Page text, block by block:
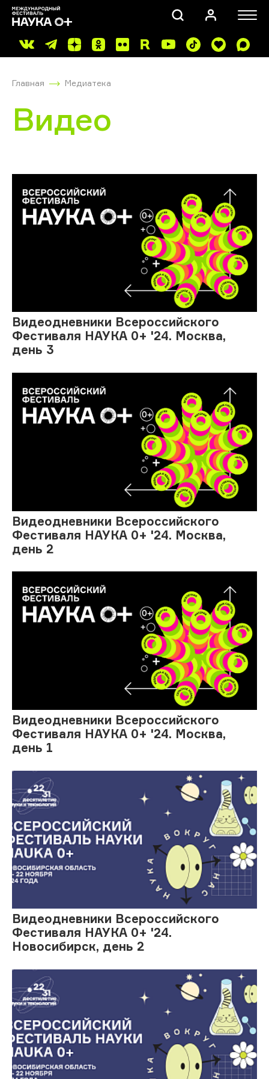
Главная Медиатека
Видео
Видеодневники Всероссийского
Фестиваля НАУКА 0+ '24. Москва,
день 3
Видеодневники Всероссийского
Фестиваля НАУКА 0+ '24. Москва,
день 2
Видеодневники Всероссийского
Фестиваля НАУКА 0+ '24. Москва,
день 1
Видеодневники Всероссийского
Фестиваля НАУКА 0+ '24.
Новосибирск, день 2